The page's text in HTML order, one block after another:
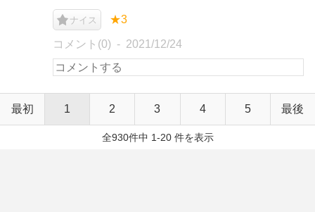
ナイス ★3
コメント(0) 2021/12/24
最初 1 2 3 4 5 最後
全930件中 1-20 件を表示